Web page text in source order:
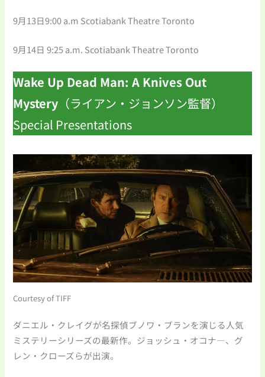
9月13日9:00 a.m Scotiabank Theatre Toronto
9月14日 9:25 a.m. Scotiabank Theatre Toronto
Wake Up Dead Man: A Knives Out
Mystery （ライアン・ジョンソン監督）
Special Presentations
Courtesy of TIFF
ダニエル・クレイグが名探偵ブノワ・ブランを演じる人気
ミステリーシリーズの最新作。ジョッシュ・オコナ―、グ
レン・クローズらが出演。